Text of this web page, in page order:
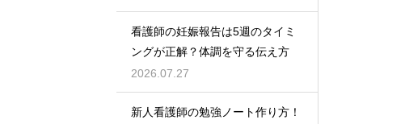
看護師の妊娠報告は5週のタイミ
ングが正解？体調を守る伝え方
2026.07.27
新人看護師の勉強ノート作り方！